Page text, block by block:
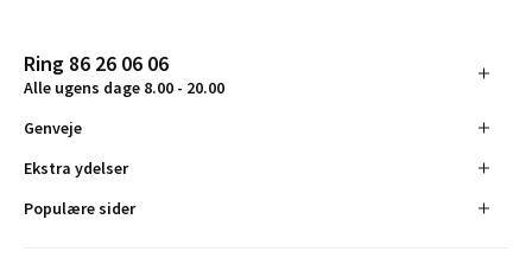
Ring 86 26 06 06
Alle ugens dage 8.00 - 20.00
Genveje
Ekstra ydelser
Populære sider